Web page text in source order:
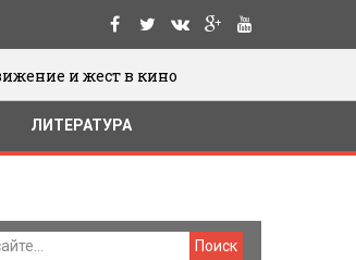
в кино 19/05/2016
ЛИТЕРАТУРА